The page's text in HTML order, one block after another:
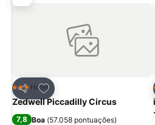
custo adicional.
Partilhar
Adicionar aos favoritos
3 Estrelas
Hotel
Zedwell Piccadilly Circus
7,8 Boa (57.058 pontuações)